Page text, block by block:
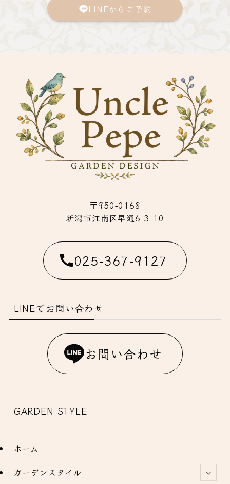
LINEからご予約
〒950-0168
新潟市江南区早通6-3-10
025-367-9127
LINEでお問い合わせ
お問い合わせ
GARDEN STYLE
ホーム
ガーデンスタイル